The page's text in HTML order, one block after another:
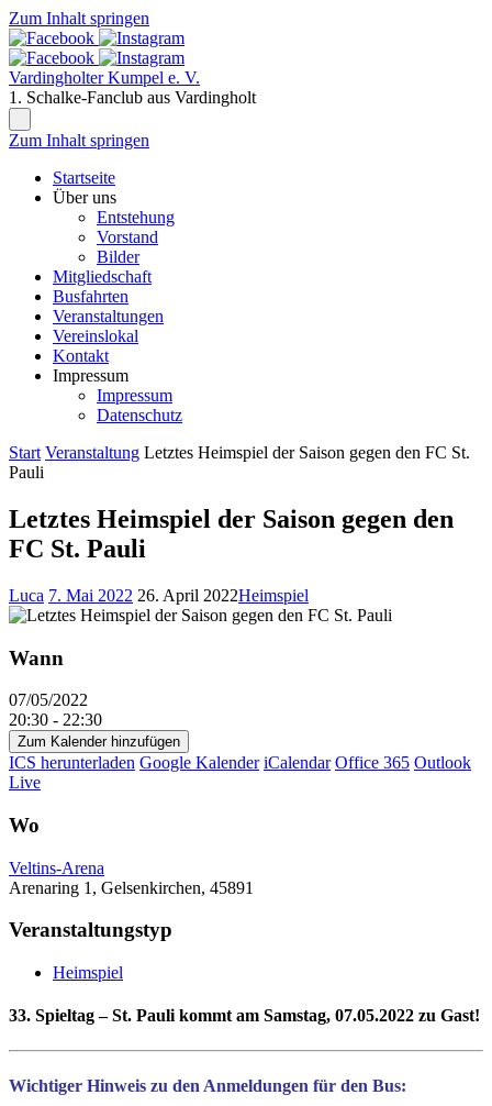
Zum Inhalt springen
Vardingholter Kumpel e. V.
1. Schalke-Fanclub aus Vardingholt
Zum Inhalt springen
Startseite
Über uns
Entstehung
Vorstand
Bilder
Mitgliedschaft
Busfahrten
Veranstaltungen
Vereinslokal
Kontakt
Impressum
Impressum
Datenschutz
Start Veranstaltung Letztes Heimspiel der Saison gegen den FC St.
Pauli
Letztes Heimspiel der Saison gegen den
FC St. Pauli
Luca 7. Mai 2022 26. April 2022Heimspiel
Wann
07/05/2022
20:30 - 22:30
Zum Kalender hinzufügen
ICS herunterladen Google Kalender iCalendar Office 365 Outlook
Live
Wo
Veltins-Arena
Arenaring 1, Gelsenkirchen, 45891
Veranstaltungstyp
Heimspiel
33. Spieltag – St. Pauli kommt am Samstag, 07.05.2022 zu Gast!
Wichtiger Hinweis zu den Anmeldungen für den Bus: